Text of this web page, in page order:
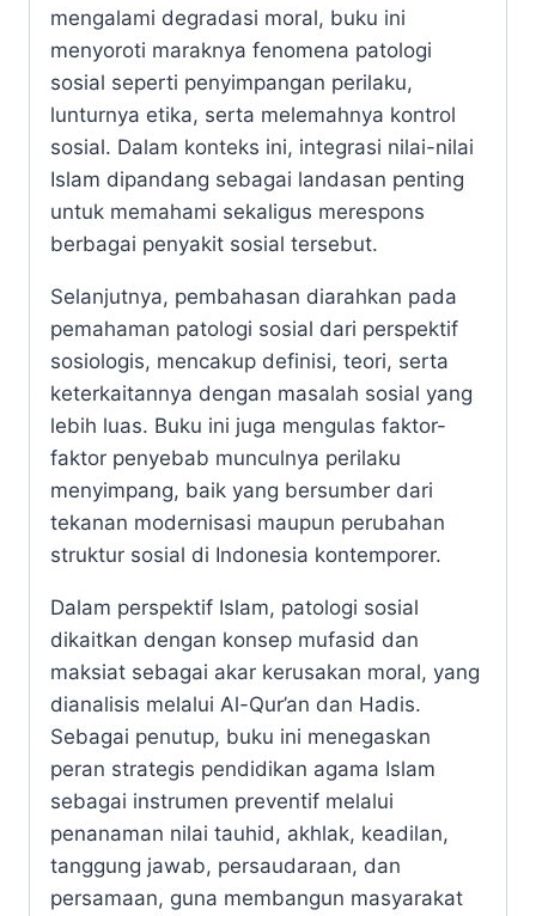
mengalami degradasi moral, buku ini
menyoroti maraknya fenomena patologi
sosial seperti penyimpangan perilaku,
lunturnya etika, serta melemahnya kontrol
sosial. Dalam konteks ini, integrasi nilai-nilai
Islam dipandang sebagai landasan penting
untuk memahami sekaligus merespons
berbagai penyakit sosial tersebut.
Selanjutnya, pembahasan diarahkan pada
pemahaman patologi sosial dari perspektif
sosiologis, mencakup definisi, teori, serta
keterkaitannya dengan masalah sosial yang
lebih luas. Buku ini juga mengulas faktor-
faktor penyebab munculnya perilaku
menyimpang, baik yang bersumber dari
tekanan modernisasi maupun perubahan
struktur sosial di Indonesia kontemporer.
Dalam perspektif Islam, patologi sosial
dikaitkan dengan konsep mufasid dan
maksiat sebagai akar kerusakan moral, yang
dianalisis melalui Al-Qur’an dan Hadis.
Sebagai penutup, buku ini menegaskan
peran strategis pendidikan agama Islam
sebagai instrumen preventif melalui
penanaman nilai tauhid, akhlak, keadilan,
tanggung jawab, persaudaraan, dan
persamaan, guna membangun masyarakat